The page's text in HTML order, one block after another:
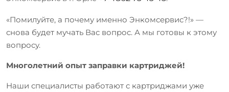
«Помилуйте, а почему именно Энкомсервис?!» —
снова будет мучать Вас вопрос. А мы готовы к этому
вопросу.
Многолетний опыт заправки картриджей!
Наши специалисты работают с картриджами уже